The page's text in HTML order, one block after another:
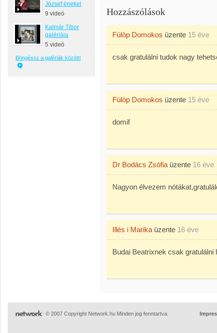
József énekel
9 videó
Kalmár Tibor
galériája
5 videó
Böngéssz a galériák között!
Hozzászólások
Fülöp Domokos üzente 15 éve
csak gratulálni tudok nagy
Fülöp Domokos üzente 15 éve
domif
Dr Bodács Zsófia üzente 16 éve
Nagyon élvezem
Illés i Marika üzente 16 éve
Budai Beatrixnek csak
© 2007 Copyright Network.hu Minden jog fenntartva.